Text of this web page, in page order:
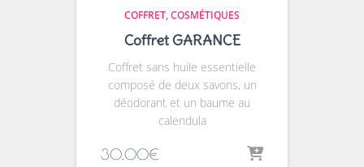
COFFRET COSMÉTIQUES
Coffret GARANCE
Coffret sans huile essentielle
composé de deux savons, un
déodorant et un baume au
calendula
30,00€